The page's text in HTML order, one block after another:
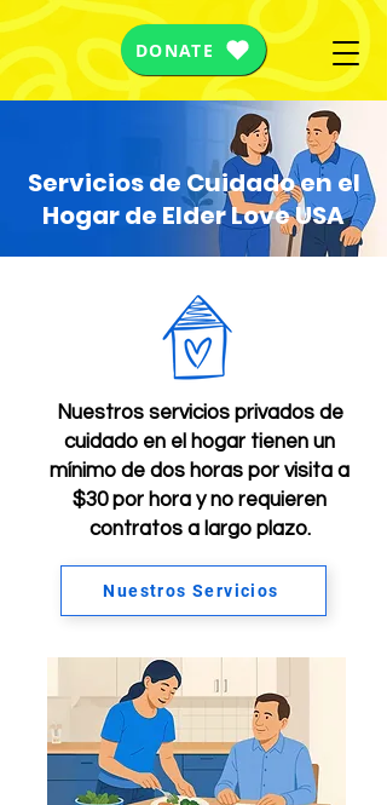
DONATE
Servicios de Cuidado en el
Hogar de Elder Love USA
Nuestros servicios privados de
cuidado en el hogar tienen un
mínimo de dos horas por visita a
$30 por hora y no requieren
contratos a largo plazo.
Nuestros Servicios